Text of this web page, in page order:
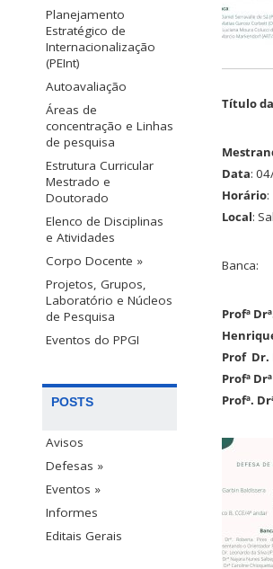
Planejamento
Estratégico de
Internacionalização
(PEInt)
Autoavaliação
Áreas de
concentração e Linhas
de pesquisa
Estrutura Curricular
Mestrado e
Doutorado
Elenco de Disciplinas
e Atividades
Corpo Docente »
Projetos, Grupos,
Laboratório e Núcleos
de Pesquisa
Eventos do PPGI
POSTS
Avisos
Defesas »
Eventos »
Informes
Editais Gerais
Título
Data:
Horário
Local:
Banca:
Profª
Prof Dr.
Profª
Profª.